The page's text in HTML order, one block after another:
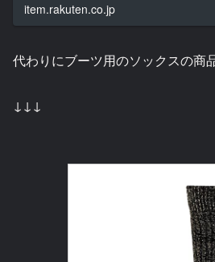
item.rakuten.co.jp
代わりにブーツ用のソックスの商
↓↓↓